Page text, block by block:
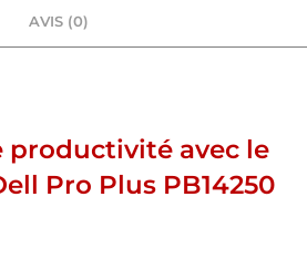
AVIS (0)
productivité avec le
Pro Plus PB14250